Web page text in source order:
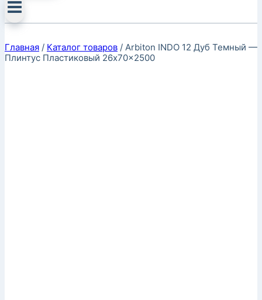
Главная / Каталог товаров / Arbiton INDO 12 Дуб Темный —
Плинтус Пластиковый 26x70x2500